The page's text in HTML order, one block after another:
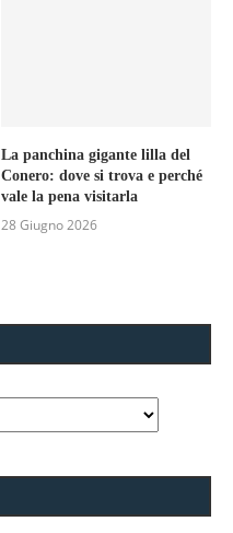
La panchina gigante lilla del
Conero: dove si trova e perché
vale la pena visitarla
28 Giugno 2026